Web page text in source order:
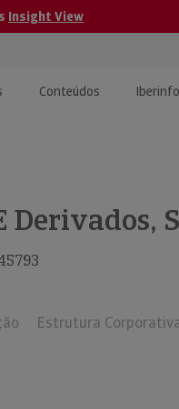
Insight View
Conteúdos
Derivados,
Estrutura Corporativa